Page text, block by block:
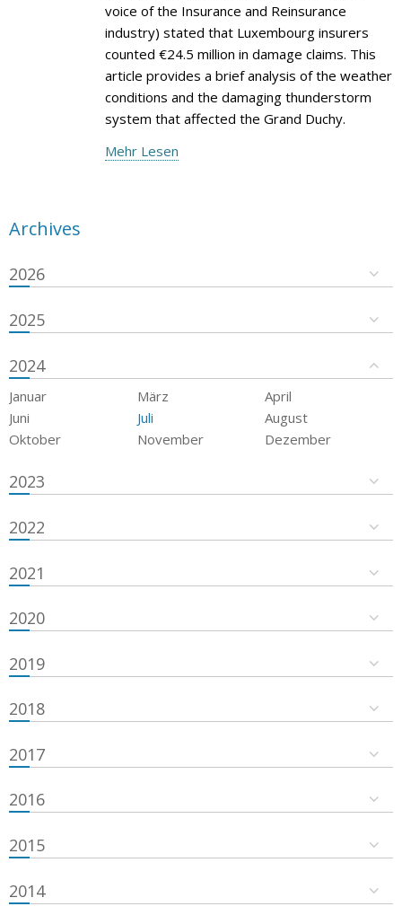
voice of the Insurance and Reinsurance
industry) stated that Luxembourg insurers
counted €24.5 million in damage claims. This
article provides a brief analysis of the weather
conditions and the damaging thunderstorm
system that affected the Grand Duchy.
Mehr Lesen
Archives
2026
2025
2024
Januar März
April
Juni
Juli
August
Oktober
November Dezember
2023
2022
2021
2020
2019
2018
2017
2016
2015
2014